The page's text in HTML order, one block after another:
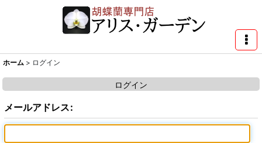
ホーム > ログイン
ログイン
メールアドレス: